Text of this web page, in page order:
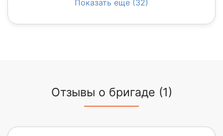
Показать еще (32)
Отзывы о бригаде (1)